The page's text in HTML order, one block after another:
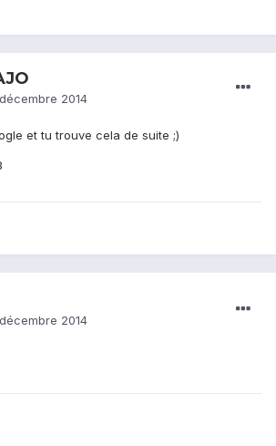
2014
et tu trouve cela de suite ;)
2014